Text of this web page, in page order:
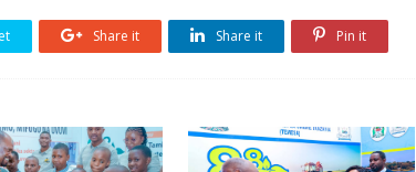
Share it Share it Pin it